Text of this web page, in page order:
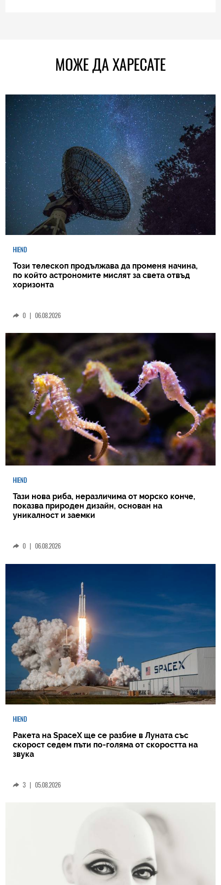
МОЖЕ ДА ХАРЕСАТЕ
HIEND
Този телескоп продължава да променя начина,
по който астрономите мислят за света отвъд
хоризонта
0 | 06.08.2026
HIEND
Тази нова риба, неразличима от морско конче,
показва природен дизайн, основан на
уникалност и заемки
0 | 06.08.2026
HIEND
Ракета на SpaceX ще се разбие в Луната със
скорост седем пъти по-голяма от скоростта на
звука
3 | 05.08.2026